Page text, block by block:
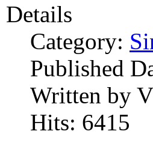
Details
Category:
Published
Written by
Hits: 6415